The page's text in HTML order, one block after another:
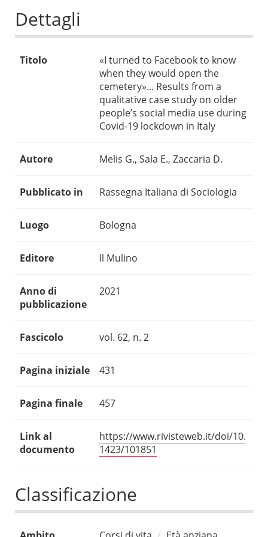
Dettagli
Titolo
«I turned to Facebook to know
when they would open the
cemetery»... Results from a
qualitative case study on older
people’s social media use during
Covid-19 lockdown in Italy
Autore Melis G., Sala E., Zaccaria D.
Pubblicato in Rassegna Italiana di Sociologia
Luogo Bologna
Editore Il Mulino
Anno di
pubblicazione
2021
Fascicolo vol. 62, n. 2
Pagina iniziale 431
Pagina finale 457
Link al
documento
https://www.rivisteweb.it/doi/10.
1423/101851
Classificazione